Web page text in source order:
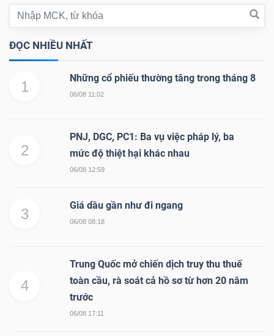
ĐỌC NHIỀU NHẤT
1
Những cổ phiếu thường tăng trong tháng 8
06/08 11:02
2
PNJ, DGC, PC1: Ba vụ việc pháp lý, ba
mức độ thiệt hại khác nhau
06/08 12:59
3
Giá dầu gần như đi ngang
06/08 08:18
4
Trung Quốc mở chiến dịch truy thu thuế
toàn cầu, rà soát cả hồ sơ từ hơn 20 năm
trước
06/08 17:11
ÍCH
Mã
(-)
đạo